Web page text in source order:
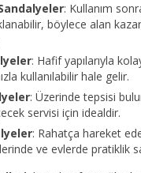
: Kullanım
böylece alan
: Hafif yapılarıyla
kullanılabilir hale gelir.
: Üzerinde tepsisi
servisi için idealdir.
: Rahatça hareket
ve evlerde pratiklik